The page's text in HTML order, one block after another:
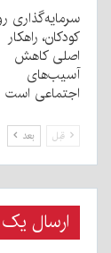
سرمایه‌گذاری
کودکان، راهکار
اصلی کاهش
آسیب‌های
اجتماعی است
قبل بعد
ارسال